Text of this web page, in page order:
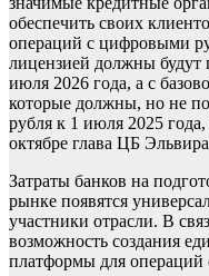
обеспечить своих
операций с цифровыми
лицензией должны будут
июля 2026 года, а с
которые должны, но не
рубля к 1 июля 2025
октябре глава ЦБ
Затраты банков на
рынке появятся
участники отрасли. В
возможность создания
платформы для